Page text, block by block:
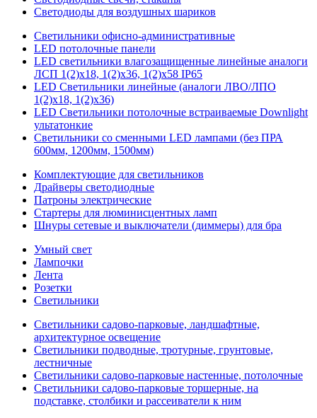
Светодиоды для воздушных шариков
Светильники офисно-административные
LED потолочные панели
LED светильники влагозащищенные линейные аналоги
ЛСП 1(2)х18, 1(2)х36, 1(2)х58 IP65
LED Светильники линейные (аналоги ЛВО/ЛПО
1(2)х18, 1(2)х36)
LED Светильники потолочные встраиваемые Downlight
ультатонкие
Светильники со сменными LED лампами (без ПРА
600мм, 1200мм, 1500мм)
Комплектующие для светильников
Драйверы светодиодные
Патроны электрические
Стартеры для люминисцентных ламп
Шнуры сетевые и выключатели (диммеры) для бра
Умный свет
Лампочки
Лента
Розетки
Светильники
Светильники садово-парковые, ландшафтные,
архитектурное освещение
Светильники подводные, тротурные, грунтовые,
лестничные
Светильники садово-парковые настенные, потолочные
Светильники садово-парковые торшерные, на
подставке, столбики и рассеиватели к ним